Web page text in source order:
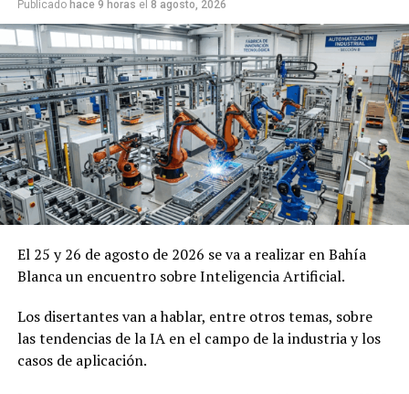
Publicado hace 9 horas el 8 agosto, 2026
El 25 y 26 de agosto de 2026 se va a realizar en Bahía
Blanca un encuentro sobre Inteligencia Artificial.
Los disertantes van a hablar, entre otros temas, sobre
las tendencias de la IA en el campo de la industria y los
casos de aplicación.